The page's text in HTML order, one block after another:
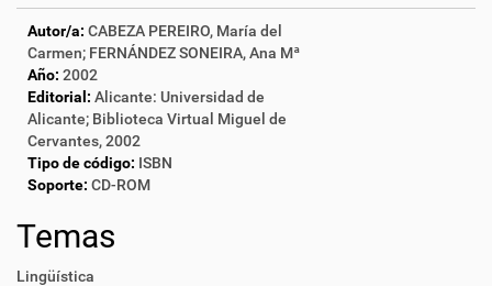
Autor/a: CABEZA PEREIRO, María del
Carmen; FERNÁNDEZ SONEIRA, Ana Mª
Año: 2002
Editorial: Alicante: Universidad de
Alicante; Biblioteca Virtual Miguel de
Cervantes, 2002
Tipo de código: ISBN
Soporte: CD-ROM
Temas
Lingüística